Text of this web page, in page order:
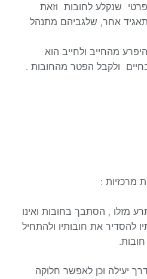
שנקלע לחובות וזאת
אחר, שלגביהם מתנהל
מהחייב ולחייב הוא
ולקבל הפטר מהחובות .
מזלו , הסתבך בחובות ואינו
להסדיר את חובותיו ולהתחיל
יעילה וכן לאפשר חלוקה